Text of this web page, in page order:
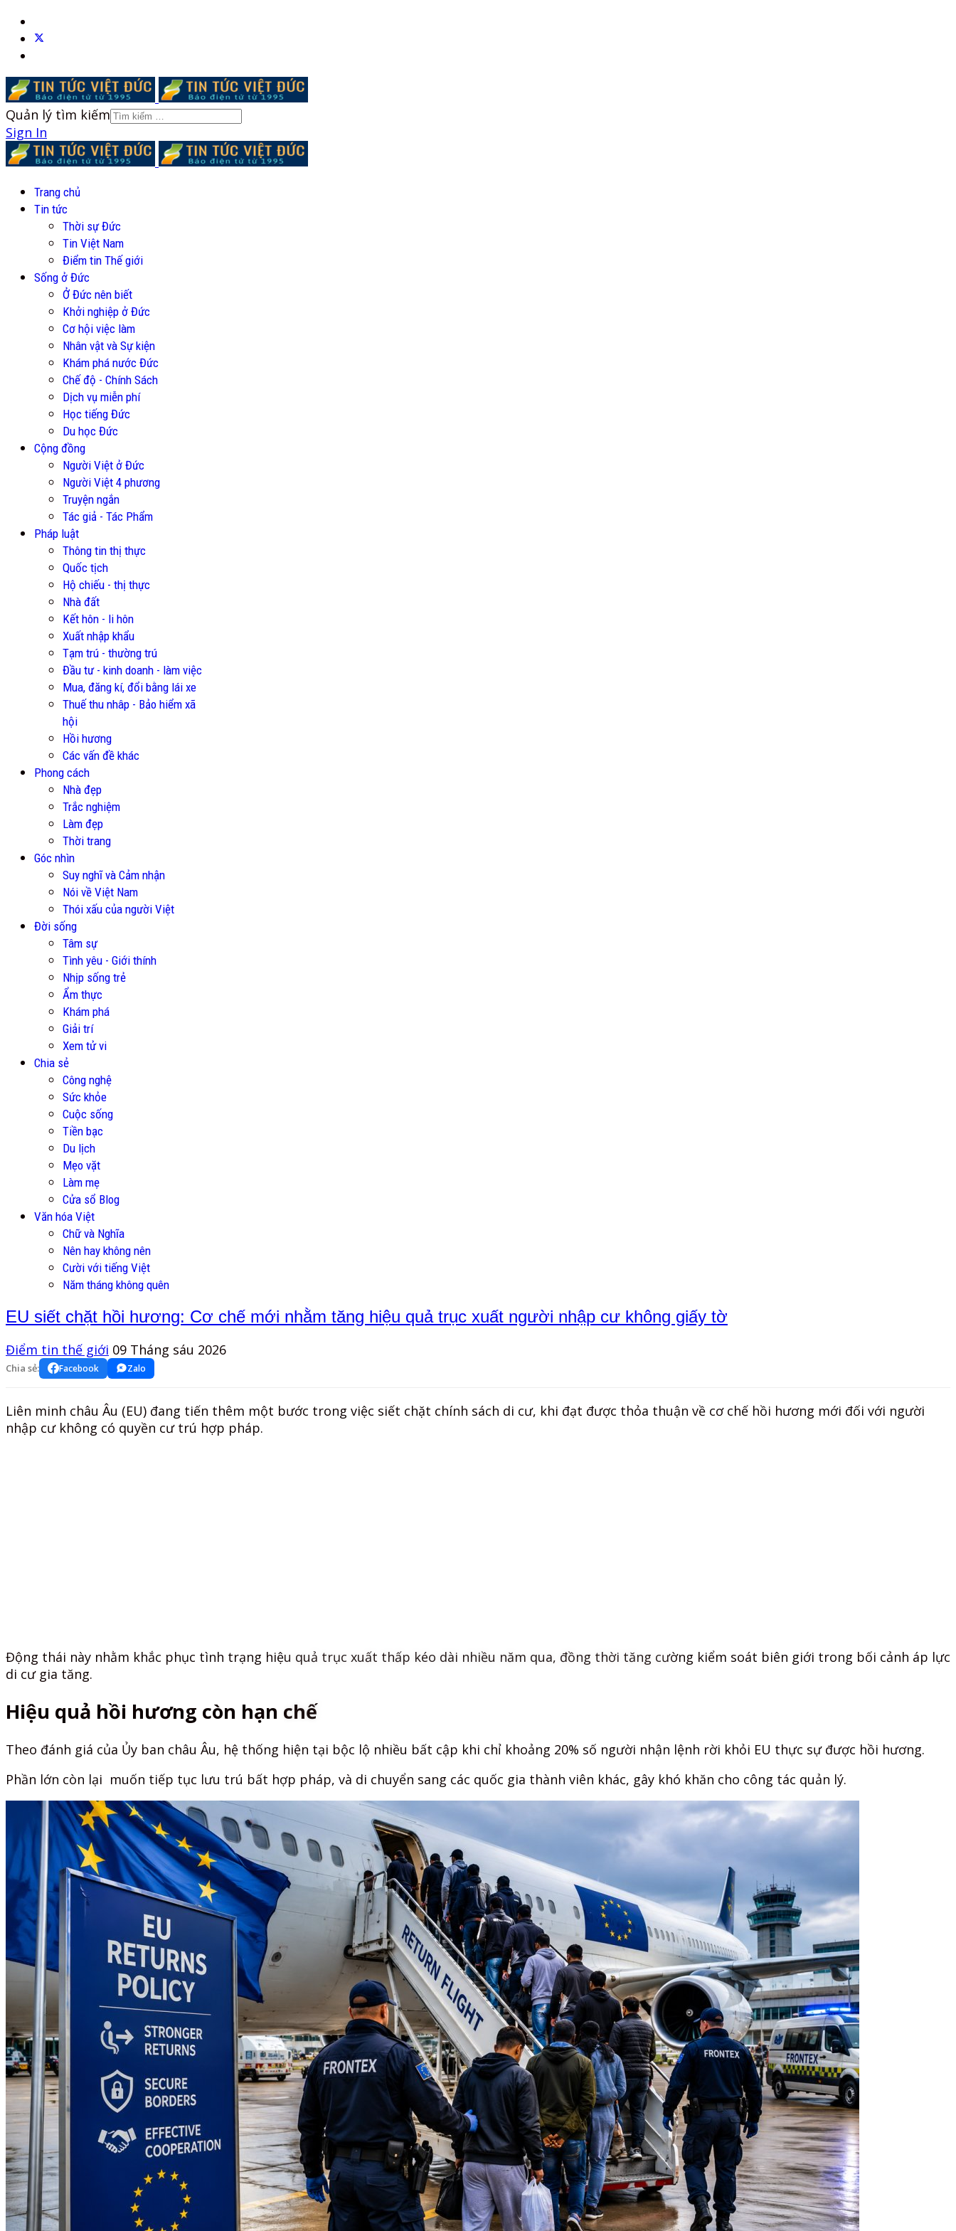
Quản lý tìm kiếm
Sign In
Trang chủ
Tin tức
Thời sự Đức
Tin Việt Nam
Điểm tin Thế giới
Sống ở Đức
Ở Đức nên biết
Khởi nghiệp ở Đức
Cơ hội việc làm
Nhân vật và Sự kiện
Khám phá nước Đức
Chế độ - Chính Sách
Dịch vụ miễn phí
Học tiếng Đức
Du học Đức
Cộng đồng
Người Việt ở Đức
Người Việt 4 phương
Truyện ngắn
Tác giả - Tác Phẩm
Pháp luật
Thông tin thị thực
Quốc tịch
Hộ chiếu - thị thực
Nhà đất
Kết hôn - li hôn
Xuất nhập khẩu
Tạm trú - thường trú
Đầu tư - kinh doanh - làm việc
Mua, đăng kí, đổi bằng lái xe
Thuế thu nhâp - Bảo hiểm xã
hội
Hồi hương
Các vấn đề khác
Phong cách
Nhà đẹp
Trắc nghiệm
Làm đẹp
Thời trang
Góc nhìn
Suy nghĩ và Cảm nhận
Nói về Việt Nam
Thói xấu của người Việt
Đời sống
Tâm sự
Tình yêu - Giới thính
Nhịp sống trẻ
Ẩm thực
Khám phá
Giải trí
Xem tử vi
Chia sẻ
Công nghệ
Sức khỏe
Cuộc sống
Tiền bạc
Du lịch
Mẹo vặt
Làm mẹ
Cửa sổ Blog
Văn hóa Việt
Chữ và Nghĩa
Nên hay không nên
Cười với tiếng Việt
Năm tháng không quên
EU siết chặt hồi hương: Cơ chế mới nhằm tăng hiệu quả trục xuất người nhập cư không giấy tờ
Điểm tin thế giới 09 Tháng sáu 2026
Chia sẻ: Facebook Zalo
Liên minh châu Âu (EU) đang tiến thêm một bước trong việc siết chặt chính sách di cư, khi đạt được thỏa thuận về cơ chế hồi hương mới đối với người
nhập cư không có quyền cư trú hợp pháp.
Động thái này nhằm khắc phục tình trạng hiệu quả trục xuất thấp kéo dài nhiều năm qua, đồng thời tăng cường kiểm soát biên giới trong bối cảnh áp lực
di cư gia tăng.
Hiệu quả hồi hương còn hạn chế
Theo đánh giá của Ủy ban châu Âu, hệ thống hiện tại bộc lộ nhiều bất cập khi chỉ khoảng 20% số người nhận lệnh rời khỏi EU thực sự được hồi hương.
Phần lớn còn lại muốn tiếp tục lưu trú bất hợp pháp, và di chuyển sang các quốc gia thành viên khác, gây khó khăn cho công tác quản lý.